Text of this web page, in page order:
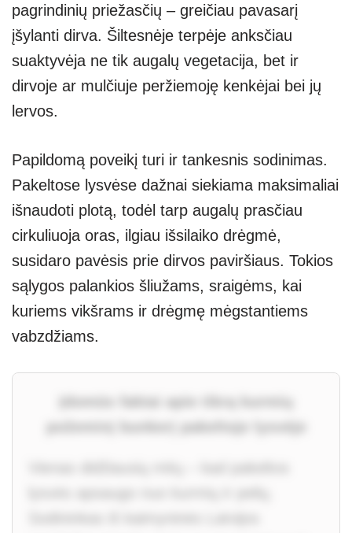
pagrindinių priežasčių – greičiau pavasarį
įšylanti dirva. Šiltesnėje terpėje anksčiau
suaktyvėja ne tik augalų vegetacija, bet ir
dirvoje ar mulčiuje peržiemoję kenkėjai bei jų
lervos.
Papildomą poveikį turi ir tankesnis sodinimas.
Pakeltose lysvėse dažnai siekiama maksimaliai
išnaudoti plotą, todėl tarp augalų prasčiau
cirkuliuoja oras, ilgiau išsilaiko drėgmė,
susidaro pavėsis prie dirvos paviršiaus. Tokios
sąlygos palankios šliužams, sraigėms, kai
kuriems vikšrams ir drėgmę mėgstantiems
vabzdžiams.
Įdomūs faktai apie tikrą kurmių
požeminį bunkerį pakeltoje lysvėje